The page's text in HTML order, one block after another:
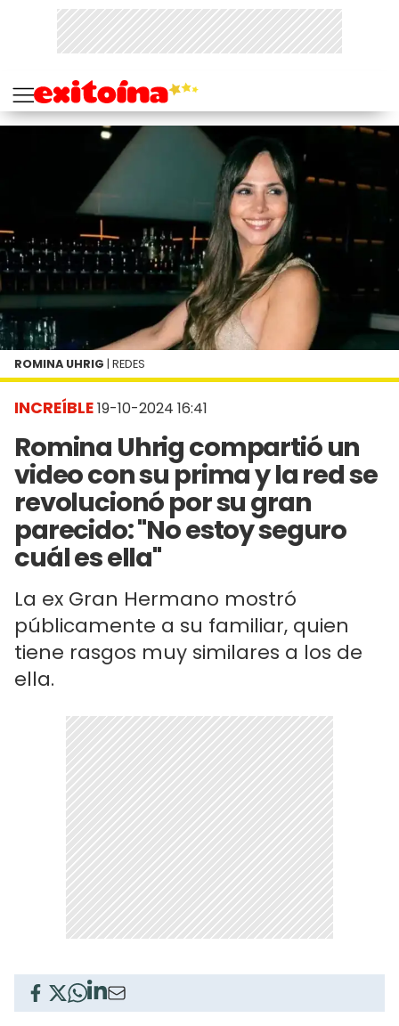
INCREÍBLE19-10-2024 16:41
Romina Uhrig compartió un
video con su prima y la red se
revolucionó por su gran
parecido: "No estoy seguro
cuál es ella"
La ex Gran Hermano mostró
públicamente a su familiar, quien
tiene rasgos muy similares a los de
ella.
ROMINA UHRIG | REDES